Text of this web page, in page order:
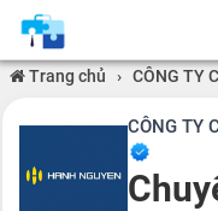
Trang chủ › CÔNG TY
CÔNG TY